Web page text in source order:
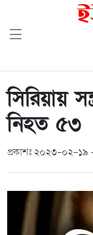
সিরিয়ায়
নিহত ৫৩
প্রকাশঃ ২০২৩-০২-১৯